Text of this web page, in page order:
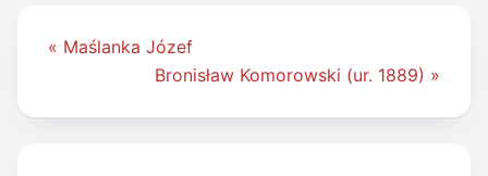
Nawigacja
« Maślanka Józef
Bronisław Komorowski (ur. 1889) »